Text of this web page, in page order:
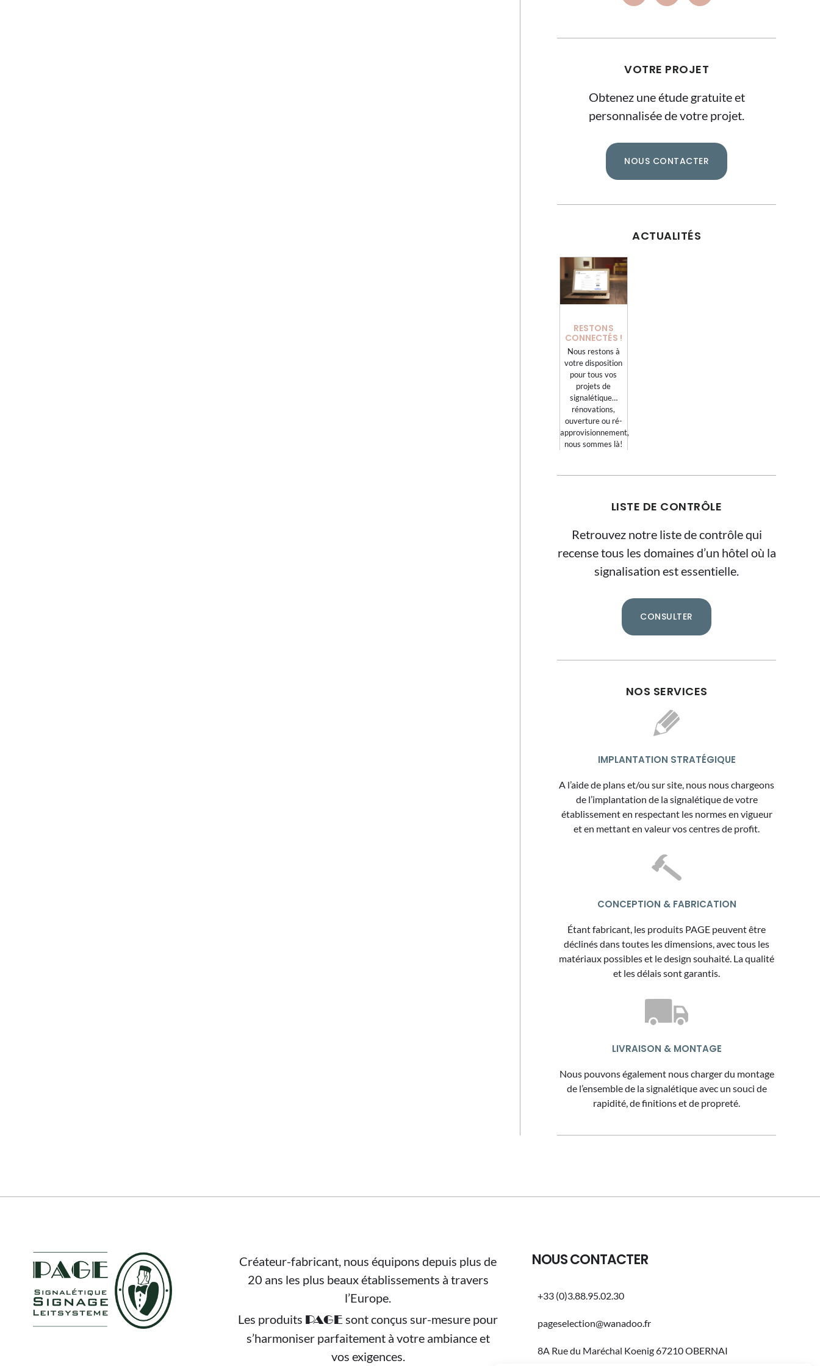
VOTRE PROJET
Obtenez une étude gratuite et
personnalisée de votre projet.
NOUS CONTACTER
ACTUALITÉS
RESTONS
CONNECTÉS !
Nous restons à
votre disposition
pour tous vos
projets de
signalétique…
rénovations,
ouverture ou ré-
approvisionnement,
nous sommes là!
LISTE DE CONTRÔLE
Retrouvez notre liste de contrôle qui
recense tous les domaines d’un hôtel où la
signalisation est essentielle.
CONSULTER
NOS SERVICES
IMPLANTATION STRATÉGIQUE
A l’aide de plans et/ou sur site, nous nous chargeons
de l’implantation de la signalétique de votre
établissement en respectant les normes en vigueur
et en mettant en valeur vos centres de profit.
CONCEPTION & FABRICATION
Étant fabricant, les produits PAGE peuvent être
déclinés dans toutes les dimensions, avec tous les
matériaux possibles et le design souhaité. La qualité
et les délais sont garantis.
LIVRAISON & MONTAGE
Nous pouvons également nous charger du montage
de l’ensemble de la signalétique avec un souci de
rapidité, de finitions et de propreté.
Créateur-fabricant, nous équipons depuis plus de
20 ans les plus beaux établissements à travers
l’Europe.
Les produits PAGEsont conçus sur-mesure pour
s’harmoniser parfaitement à votre ambiance et
vos exigences.
NOUS CONTACTER
+33 (0)3.88.95.02.30
pageselection@wanadoo.fr
8A Rue du Maréchal Koenig 67210 OBERNAI